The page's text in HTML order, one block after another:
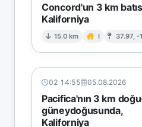
Concord'un 3 km
Kaliforniya
15.0 km I 37.97, -
02:14:55 05.08.2026
Pacifica'nın 3 km
güneydoğusunda,
Kaliforniya